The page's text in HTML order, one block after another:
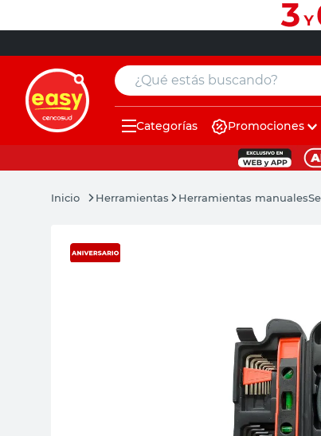
¿Qué estás buscando?
Categorías Promociones
Herramientas Herramientas manuales
muebles